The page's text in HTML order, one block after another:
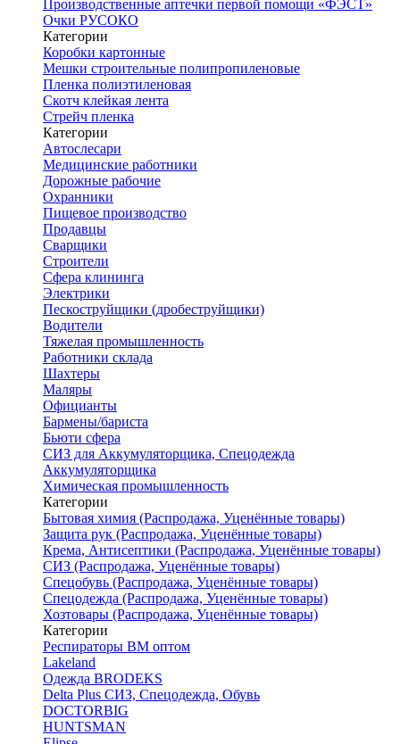
Производственные аптечки первой помощи «ФЭСТ»
Очки РУСОКО
Категории
Коробки картонные
Мешки строительные полипропиленовые
Пленка полиэтиленовая
Скотч клейкая лента
Стрейч пленка
Категории
Автослесари
Медицинские работники
Дорожные рабочие
Охранники
Пищевое производство
Продавцы
Сварщики
Строители
Сфера клининга
Электрики
Пескоструйщики (дробеструйщики)
Водители
Тяжелая промышленность
Работники склада
Шахтеры
Маляры
Официанты
Бармены/бариста
Бьюти сфера
СИЗ для Аккумуляторщика, Спецодежда
Аккумуляторщика
Химическая промышленность
Категории
Бытовая химия (Распродажа, Уценённые товары)
Защита рук (Распродажа, Уценённые товары)
Крема, Антисептики (Распродажа, Уценённые товары)
СИЗ (Распродажа, Уценённые товары)
Спецобувь (Распродажа, Уценённые товары)
Спецодежда (Распродажа, Уценённые товары)
Хозтовары (Распродажа, Уценённые товары)
Категории
Респираторы ВМ оптом
Lakeland
Одежда BRODEKS
Delta Plus СИЗ, Спецодежда, Обувь
DOCTORBIG
HUNTSMAN